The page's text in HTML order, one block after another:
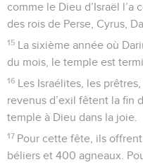
comme le Dieu d’Israël l’a
des rois de Perse, Cyrus,
15 La sixième année où
du mois, le temple est
16 Les Israélites, les
revenus d’exil fêtent la fin
temple à Dieu dans la joie.
17 Pour cette fête, ils
béliers et 400 agneaux.